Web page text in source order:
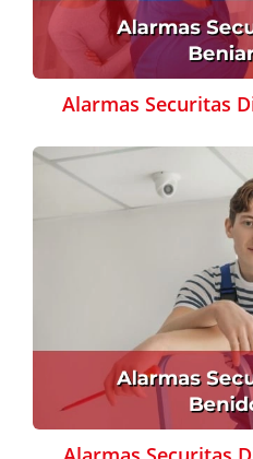
Alarmas Securitas